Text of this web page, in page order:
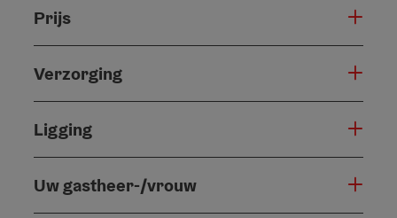
Prijs
Verzorging
Ligging
Uw gastheer-/vrouw